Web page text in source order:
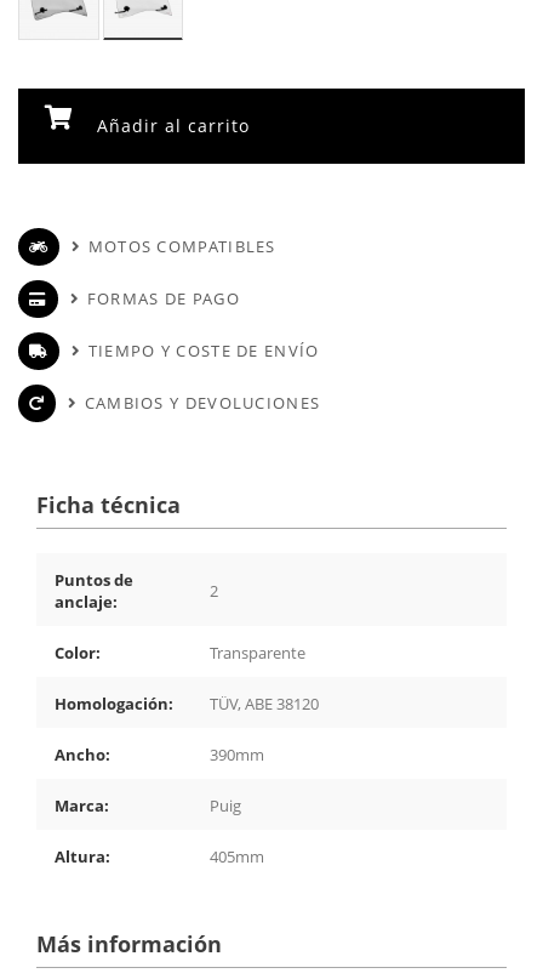
Añadir al carrito
MOTOS COMPATIBLES
FORMAS DE PAGO
TIEMPO Y COSTE DE ENVÍO
CAMBIOS Y DEVOLUCIONES
Ficha técnica
Puntos de
anclaje:
2
Color: Transparente
Homologación: TÜV, ABE 38120
Ancho: 390mm
Marca: Puig
Altura: 405mm
Más información